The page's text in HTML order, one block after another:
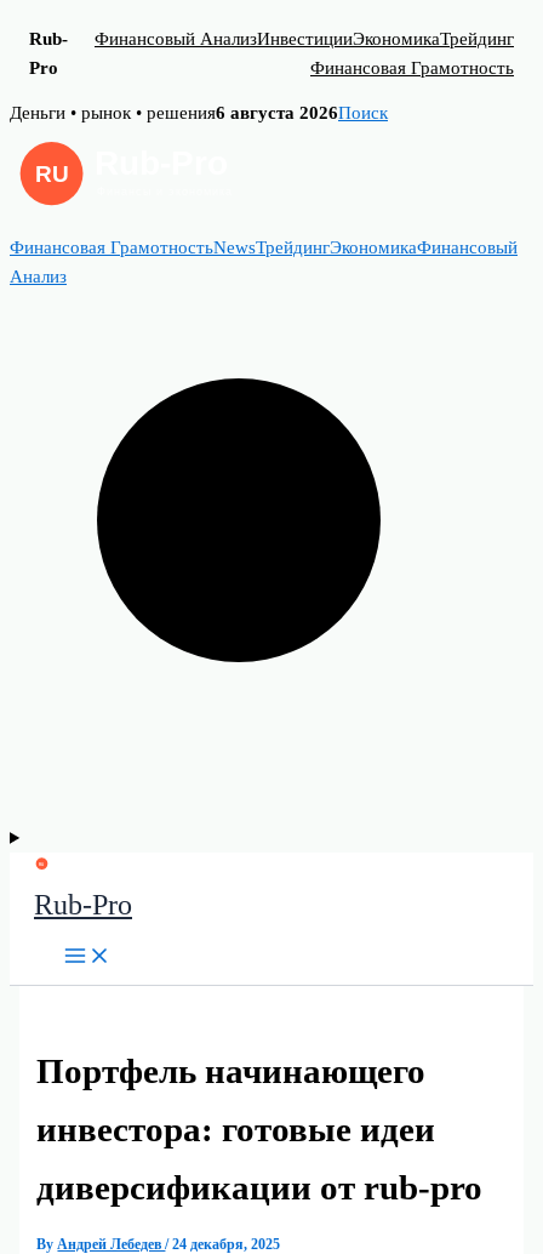
Rub-
Pro
Финансовый АнализИнвестицииЭкономикаТрейдинг
Финансовая Грамотность
Skip
content
Деньги • рынок • решения6 августа 2026Поиск
Финансовая ГрамотностьNewsТрейдингЭкономикаФинансовый
Анализ
Rub-Pro
Портфель начинающего
инвестора: готовые идеи
диверсификации от rub-pro
ByАндрей Лебедев/24 декабря, 2025